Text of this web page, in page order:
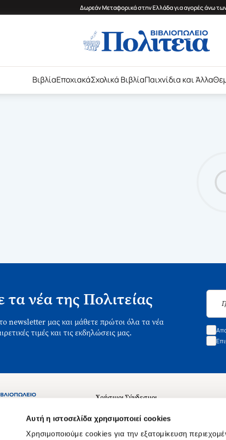
Αυτή η ιστοσελίδα χρησιμοποιεί cookies
Χρησιμοποιούμε cookies για την εξατομίκευση
Δωρεάν Μεταφορικά στην Ελλάδα για αγορές άνω
ΒιβλίαΕποχιακάΣχολικά ΒιβλίαΠαιχνίδια και Άλλα
νέα της Πολιτείας
newsletter μας και μάθετε πρώτοι όλα τα νέα
τιμές και τις εκδηλώσεις μας.
106 79
Χρήσιμοι Σύνδεσμοι
Σχετικά με εμάς
Θέσεις Εργασίας